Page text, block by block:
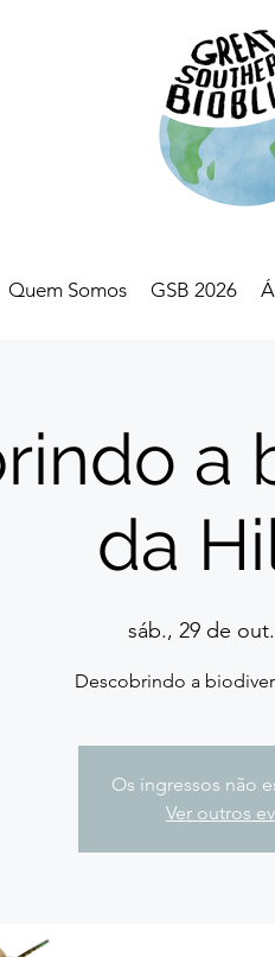
Quem Somos GSB 2026
a
da
sáb., 29 de out.
Descobrindo a
Os ingressos não
Ver outros